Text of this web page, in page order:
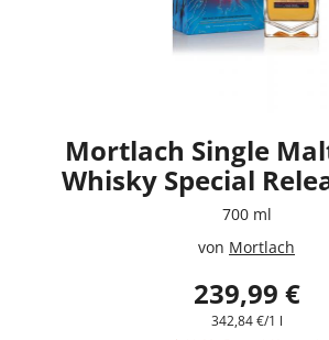
Mortlach Single
Whisky Special
700 ml
von Mortlach
239,99 €
342,84 €/1 l